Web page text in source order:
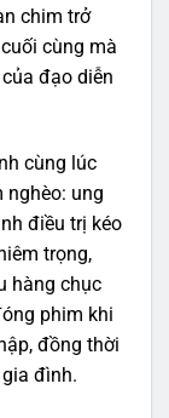
chim trở
cùng mà
đạo diễn
cùng lúc
nghèo: ung
điều trị kéo
trọng,
hàng chục
phim khi
đồng thời
đình.